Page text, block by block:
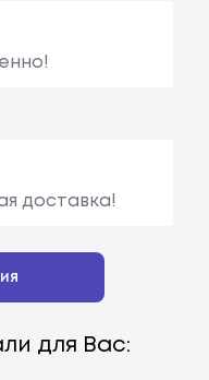
доставка!
для Вас: